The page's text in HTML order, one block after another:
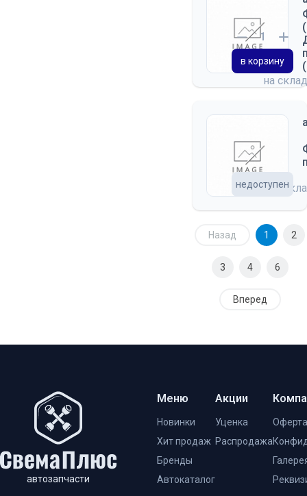
на
в корзину
на
недоступен
Назад 1 2
3 4 6
Вперед
автозапчасти
Меню
Новинки
Хит продаж
Бренды
Автокаталог
Акции
Уценка
Распродажа
Оферта